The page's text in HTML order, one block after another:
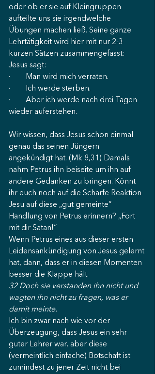
oder ob er sie auf Kleingruppen
aufteilte uns sie irgendwelche
Übungen machen ließ. Seine ganze
Lehrtätigkeit wird hier mit nur 2-3
kurzen Sätzen zusammengefasst:
Jesus sagt:
·        Man wird mich verraten.
·        Ich werde sterben.
·        Aber ich werde nach drei Tagen
wieder auferstehen.
Wir wissen, dass Jesus schon einmal
genau das seinen Jüngern
angekündigt hat. (Mk 8,31) Damals
nahm Petrus ihn beiseite um ihn auf
andere Gedanken zu bringen. Könnt
ihr euch noch auf die Scharfe Reaktion
Jesu auf diese „gut gemeinte“
Handlung von Petrus erinnern? „Fort
mit dir Satan!“
Wenn Petrus eines aus dieser ersten
Leidensankündigung von Jesus gelernt
hat, dann, dass er in diesen Momenten
besser die Klappe hält.
32 Doch sie verstanden ihn nicht und
wagten ihn nicht zu fragen, was er
damit meinte.
Ich bin zwar nach wie vor der
Überzeugung, dass Jesus ein sehr
guter Lehrer war, aber diese
(vermeintlich einfache) Botschaft ist
zumindest zu jener Zeit nicht bei